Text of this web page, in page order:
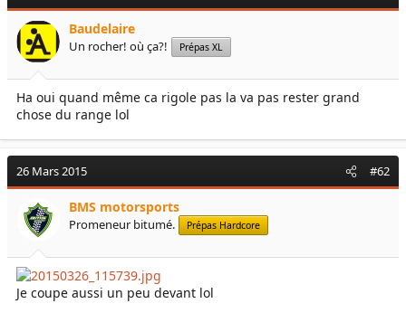
Baudelaire
Un rocher! où ça?! Prépas XL
Ha oui quand même ca rigole pas la va pas rester grand
chose du range lol
26 Mars 2015 #62
BMS motorsports
Promeneur bitumé. Prépas Hardcore
Je coupe aussi un peu devant lol